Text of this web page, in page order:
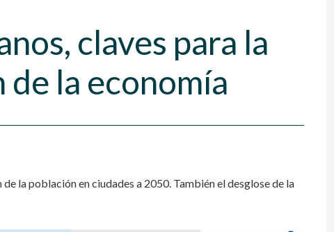
claves para la
la economía
la población en ciudades a 2050. También el desglose de la